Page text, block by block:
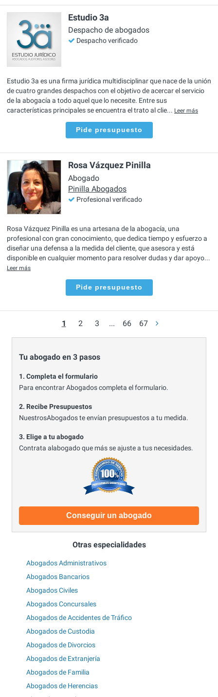
Estudio 3a
Despacho de abogados
Despacho verificado
Estudio 3a es una firma jurídica multidisciplinar que nace de la unión
de cuatro grandes despachos con el objetivo de acercar el servicio
de la abogacía a todo aquel que lo necesite. Entre sus
características principales se encuentra el trato al clie... Leer más
Pide presupuesto
Rosa Vázquez Pinilla
Abogado
Pinilla Abogados
Profesional verificado
Rosa Vázquez Pinilla es una artesana de la abogacía, una
profesional con gran conocimiento, que dedica tiempo y esfuerzo a
diseñar una defensa a la medida del cliente, que asesora y está
disponible en cualquier momento para resolver dudas y dar apoyo...
Leer más
Pide presupuesto
1 2 3 ... 66 67
Tu abogado en 3 pasos
1. Completa el formulario
Para encontrar Abogados completa el formulario.
2. Recibe Presupuestos
NuestrosAbogados te envían presupuestos a tu medida.
3. Elige a tu abogado
Contrata alabogado que más se ajuste a tus necesidades.
Conseguir un abogado
Otras especialidades
Abogados Administrativos
Abogados Bancarios
Abogados Civiles
Abogados Concursales
Abogados de Accidentes de Tráfico
Abogados de Custodia
Abogados de Divorcios
Abogados de Extranjería
Abogados de Familia
Abogados de Herencias